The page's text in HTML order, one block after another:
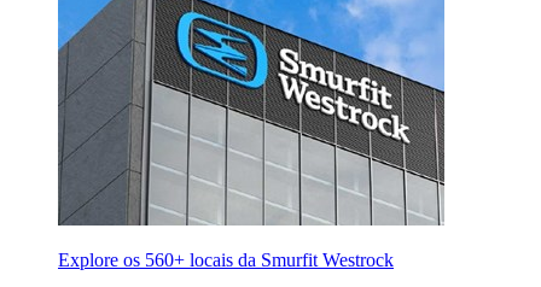
Explore os 560+ locais da Smurfit Westrock